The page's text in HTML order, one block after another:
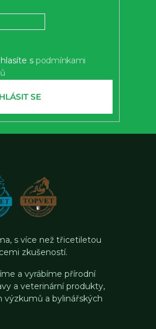
s podmínkami
SE
s více než třicetiletou
zkušeností.
a vyrábíme přírodní
a veterinární produkty,
výzkumů a bylinářských